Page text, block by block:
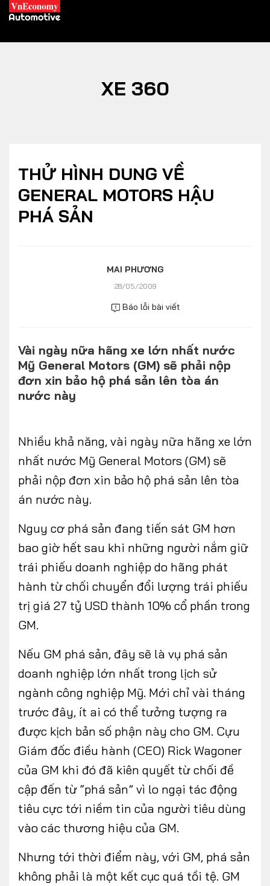
Tiêu điểm
XE XANH
Xe điện
THỊ TRƯỜNG XE
Quản trị
Infographics
Album ảnh
TRA CỨU XE
HÃNG XE MODEL
DÒNG XE
FOLLOW US
Youtube
CONTACT US
0972271616
ngocvu.vneconomy@gmail.com
XE 360
THỬ HÌNH DUNG VỀ
GENERAL MOTORS HẬU
PHÁ SẢN
MAI PHƯƠNG
28/05/2009
Báo lỗi bài viết
Vài ngày nữa hãng xe lớn nhất nước
Mỹ General Motors (GM) sẽ phải nộp
đơn xin bảo hộ phá sản lên tòa án
nước này
Nhiều khả năng, vài ngày nữa hãng xe lớn
nhất nước Mỹ General Motors (GM) sẽ
phải nộp đơn xin bảo hộ phá sản lên tòa
án nước này.
Nguy cơ phá sản đang tiến sát GM hơn
bao giờ hết sau khi những người nắm giữ
trái phiếu doanh nghiệp do hãng phát
hành từ chối chuyển đổi lượng trái phiếu
trị giá 27 tỷ USD thành 10% cổ phần trong
GM.
Nếu GM phá sản, đây sẽ là vụ phá sản
doanh nghiệp lớn nhất trong lịch sử
ngành công nghiệp Mỹ. Mới chỉ vài tháng
trước đây, ít ai có thể tưởng tượng ra
được kịch bản số phận này cho GM. Cựu
Giám đốc điều hành (CEO) Rick Wagoner
của GM khi đó đã kiên quyết từ chối đề
cập đến từ “phá sản” vì lo ngại tác động
tiêu cực tới niềm tin của người tiêu dùng
vào các thương hiệu của GM.
Nhưng tới thời điểm này, với GM, phá sản
không phải là một kết cục quá tồi tệ. GM